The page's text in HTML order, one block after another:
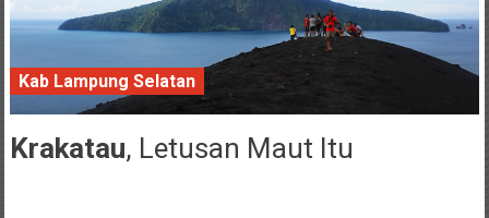
Kab Lampung Selatan
28 February 2017
Krakatau, Letusan Maut Itu